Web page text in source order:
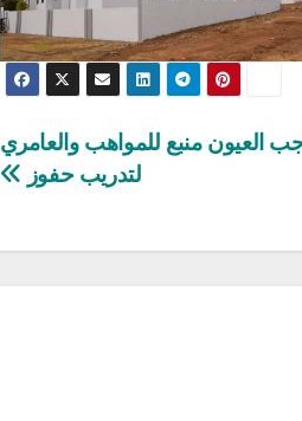
العيون منبع للمواهب والعامري
لتدريب حفوز